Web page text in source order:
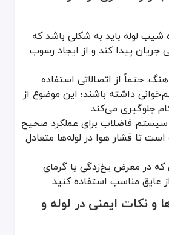
لوله باید به شکلی باشد که
جریان پیدا کند و از ایجاد رسوب
حتماً از اتصالاتی استفاده
داشته باشند؛ این موضوع از
جلوگیری می‌کند.
فاضلاب برای عملکرد صحیح
تا فشار هوا در لوله‌ها متعادل
که در معرض یخ‌زدگی یا گرمای
عایق مناسب استفاده کنید.
و نکات ایمنی در لوله و